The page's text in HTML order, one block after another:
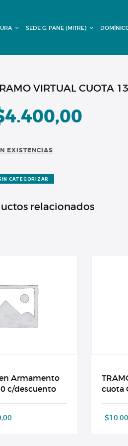
SEDE G. PANE (MITRE)
VIRTUAL CUOTA
4.400,00
EXISTENCIAS
CATEGORIZAR
relacionados
Armamento
c/descuento
cuota
$